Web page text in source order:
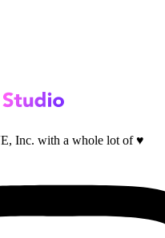
Inc. with a whole lot of ♥